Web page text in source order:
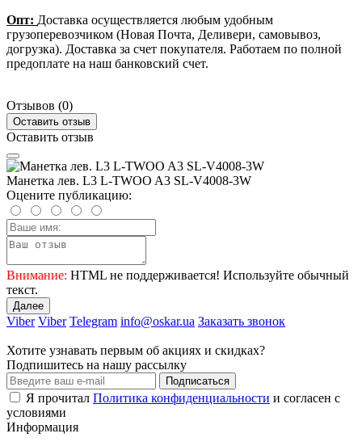
Опт: Доставка осуществляется любым удобным
грузоперевозчиком (Новая Почта, Деливери, самовывоз,
догрузка). Доставка за счет покупателя. Работаем по полной
предоплате на наш банковский счет.
Отзывов (0)
Оставить отзыв
Оставить отзыв
Манетка лев. L3 L-TWOO A3 SL-V4008-3W
Оцените публикацию:
Внимание: HTML не поддерживается! Используйте обычный
текст.
Далее
Viber Viber Telegram info@oskar.ua Заказать звонок
Хотите узнавать первым об акциях и скидках?
Подпишитесь на нашу рассылку
Подписаться
Я прочитал Политика конфиденциальности и согласен с
условиями
Информация